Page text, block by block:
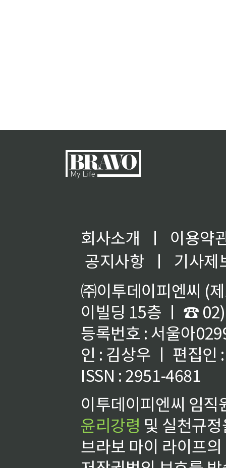
회사소개 ㅣ
이용약
공지사항
ㅣ
기사제
㈜이투데이피엔씨 (
이빌딩 15층 ㅣ ☎
등록번호 : 서울아
인 : 김상우 ㅣ 편집인
ISSN : 2951-4681
이투데이피엔씨 임
윤리강령 및 실천규
브라보 마이 라이프